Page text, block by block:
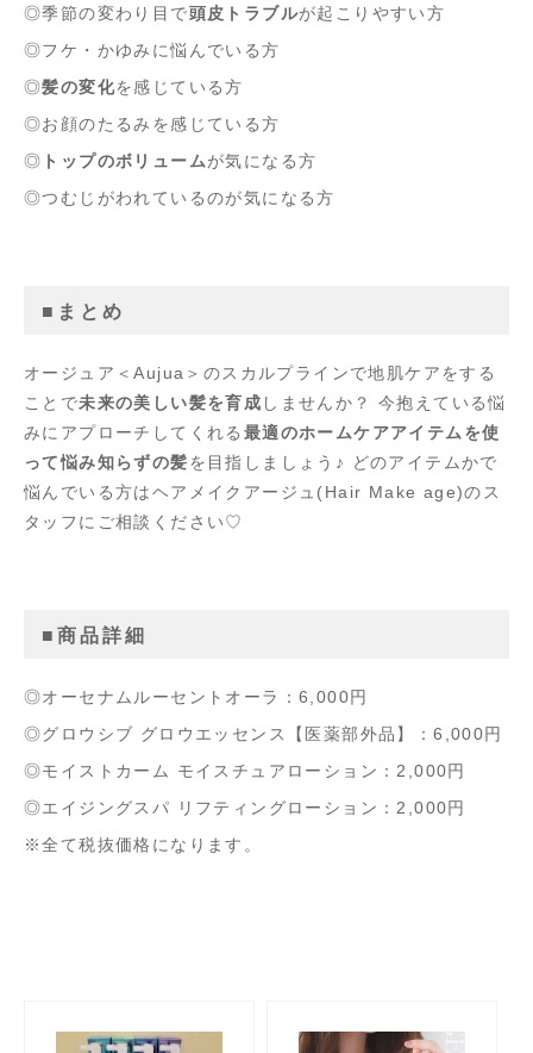
◎季節の変わり目で頭皮トラブルが起こりやすい方
◎フケ・かゆみに悩んでいる方
◎髪の変化を感じている方
◎お顔のたるみを感じている方
◎ トップのボリュームが気になる方
◎つむじがわれているのが気になる方
■まとめ
オージュア＜Aujua＞のスカルプラインで地肌ケアをする
ことで未来の美しい髪を育成 しませんか？ 今抱えている悩
みにアプローチしてくれる 最適のホームケアアイテムを使
って悩み知らずの髪を目指しましょう♪ どのアイテムかで
悩んでいる方はヘアメイクアージュ(Hair Make age)のス
タッフにご相談ください♡
■商品詳細
◎オーセナムルーセントオーラ：6,000円
◎グロウシブ グロウエッセンス【医薬部外品】：6,000円
◎モイストカーム モイスチュアローション：2,000円
◎エイジングスパ リフティングローション：2,000円
※全て税抜価格になります。